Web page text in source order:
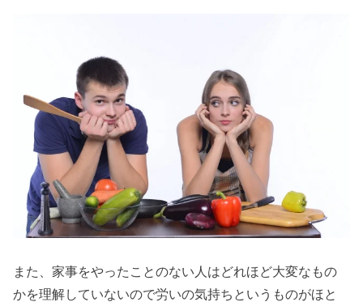
また、家事をやったことのない人はどれほど大変なもの
かを理解していないので労いの気持ちというものがほと